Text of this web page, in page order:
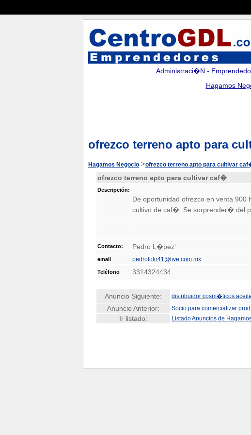
Administraci�n -
Hagamos
ofrezco terreno apto para
Hagamos Negocio >ofrezco terreno apto para cultivar
ofrezco terreno apto para cultivar caf�
Descripción:
De oportunidad ofrezco en venta
cultivo de caf�. Se sorprender� del
Contacto: Pedro L�pez'
email pedrololo41@live.com.mx
Teléfono 3314324434
Anuncio Siguiente: distribuidor cosm�ticos
Anuncio Anterior: Socio para comercializar
Ir listado: Listado Anuncios de